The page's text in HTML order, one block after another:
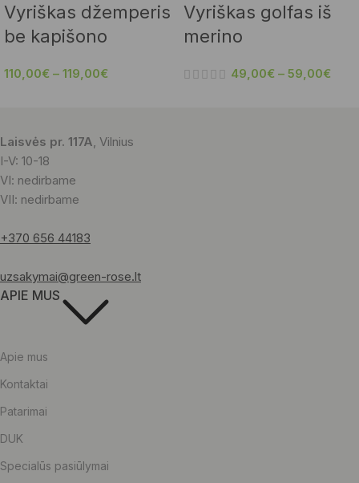
Vyriškas džemperis
be kapišono
110,00€ – 119,00€
Vyriškas golfas iš
merino
49,00€ – 59,00€
Laisvės pr. 117A, Vilnius
I-V: 10-18
VI: nedirbame
VII: nedirbame
+370 656 44183
uzsakymai@green-rose.lt
APIE MUS
Apie mus
Kontaktai
Patarimai
DUK
Specialūs pasiūlymai